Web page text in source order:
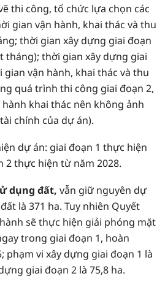
thi công, tổ chức lựa chọn các
gian vận hành, khai thác và thu
thời gian xây dựng giai đoạn
tháng); thời gian xây dựng giai
vận hành, khai thác và thu
quá trình thi công giai đoạn 2,
khai thác nên không ảnh
chính của dự án).
dự án: giai đoạn 1 thực hiện
2 thực hiện từ năm 2028.
dụng đất, vẫn giữ nguyên dự
là 371 ha. Tuy nhiên Quyết
sẽ thực hiện giải phóng mặt
trong giai đoạn 1, hoàn
phạm vi xây dựng giai đoạn 1 là
giai đoạn 2 là 75,8 ha.